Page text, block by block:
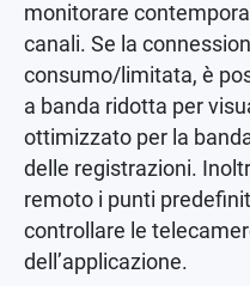
monitorare
canali. Se la
consumo/limitata, è
a banda ridotta per
ottimizzato per la
delle registrazioni.
remoto i punti
controllare le
dell’applicazione.